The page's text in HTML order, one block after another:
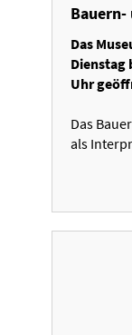
Das
Dienstag
Uhr
Das
als